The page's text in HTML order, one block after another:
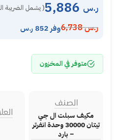
ر.س ( يشمل الضريبة
ر.س6,738 وفر 852 ر.س
متوفر في المخزون
الصنف
مكيف سبلت ال جي
تيتان 30000 وحدة انفرتر
– بارد